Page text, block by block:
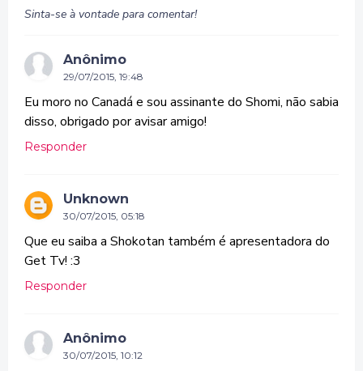
Sinta-se à vontade para comentar!
Anônimo
29/07/2015, 19:48
Eu moro no Canadá e sou assinante do Shomi, não sabia
disso, obrigado por avisar amigo!
Responder
Unknown
30/07/2015, 05:18
Que eu saiba a Shokotan também é apresentadora do
Get Tv! :3
Responder
Anônimo
30/07/2015, 10:12